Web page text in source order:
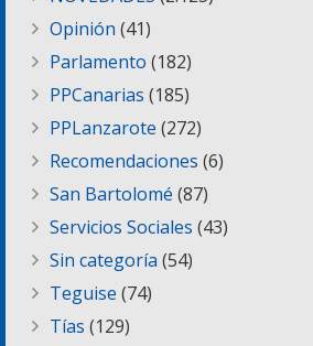
Opinión (41)
Parlamento (182)
PPCanarias (185)
PPLanzarote (272)
Recomendaciones (6)
San Bartolomé (87)
Servicios Sociales (43)
Sin categoría (54)
Teguise (74)
Tías (129)